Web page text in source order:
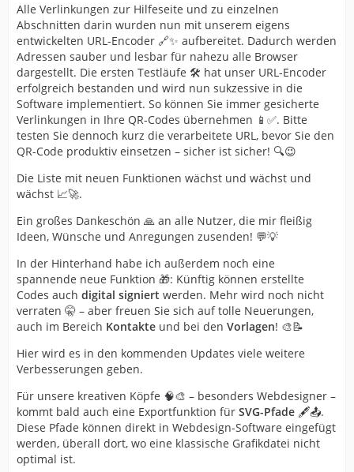
Alle Verlinkungen zur Hilfeseite und zu einzelnen
Abschnitten darin wurden nun mit unserem eigens
entwickelten URL-Encoder 🔗✨ aufbereitet. Dadurch werden
Adressen sauber und lesbar für nahezu alle Browser
dargestellt. Die ersten Testläufe 🛠️ hat unser URL-Encoder
erfolgreich bestanden und wird nun sukzessive in die
Software implementiert. So können Sie immer gesicherte
Verlinkungen in Ihre QR-Codes übernehmen 📱✅. Bitte
testen Sie dennoch kurz die verarbeitete URL, bevor Sie den
QR-Code produktiv einsetzen – sicher ist sicher! 🔍😉
Die Liste mit neuen Funktionen wächst und wächst und
wächst 📈🚀.
Ein großes Dankeschön 🙏 an alle Nutzer, die mir fleißig
Ideen, Wünsche und Anregungen zusenden! 💬💡
In der Hinterhand habe ich außerdem noch eine
spannende neue Funktion 🎁: Künftig können erstellte
Codes auch digital signiert werden. Mehr wird noch nicht
verraten 🤫 – aber freuen Sie sich auf tolle Neuerungen,
auch im Bereich Kontakte und bei den Vorlagen! 🎨📝
Hier wird es in den kommenden Updates viele weitere
Verbesserungen geben.
Für unsere kreativen Köpfe 🧠🎨 – besonders Webdesigner –
kommt bald auch eine Exportfunktion für SVG-Pfade 🖋️📤.
Diese Pfade können direkt in Webdesign-Software eingefügt
werden, überall dort, wo eine klassische Grafikdatei nicht
optimal ist.